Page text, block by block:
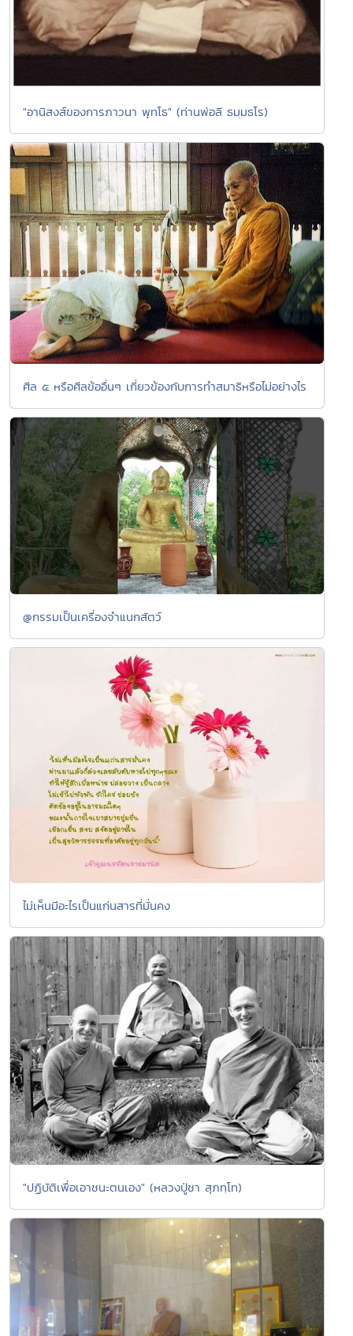
"อานิสงส์ของการภาวนา พุทโธ" (ท่านพ่อลี ธมฺมธโร)
ศีล ๕ หรือศีลข้ออื่นๆ เกี่ยวข้องกับการทำสมาธิหรือไม่อย่างไร
@กรรมเป็นเครื่องจำแนกสัตว์
ไม่เห็นมีอะไรเป็นแก่นสารที่มั่นคง
"ปฏิบัติเพื่อเอาชนะตนเอง" (หลวงปู่ชา สุภทฺโท)